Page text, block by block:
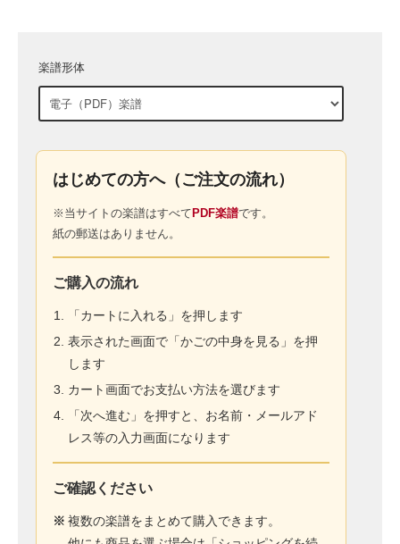
楽譜形体
はじめての方へ（ご注文の流れ）
※当サイトの楽譜はすべてPDF楽譜です。
紙の郵送はありません。
ご購入の流れ
「カートに入れる」を押します
表示された画面で「かごの中身を見る」を押
します
カート画面でお支払い方法を選びます
「次へ進む」を押すと、お名前・メールアド
レス等の入力画面になります
ご確認ください
※ 複数の楽譜をまとめて購入できます。